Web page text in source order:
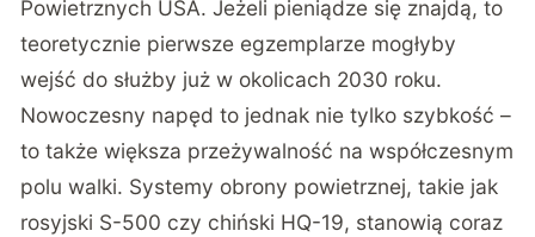
Powietrznych USA. Jeżeli pieniądze się znajdą, to
teoretycznie pierwsze egzemplarze mogłyby
wejść do służby już w okolicach 2030 roku.
Nowoczesny napęd to jednak nie tylko szybkość –
to także większa przeżywalność na współczesnym
polu walki. Systemy obrony powietrznej, takie jak
rosyjski S-500 czy chiński HQ-19, stanowią coraz